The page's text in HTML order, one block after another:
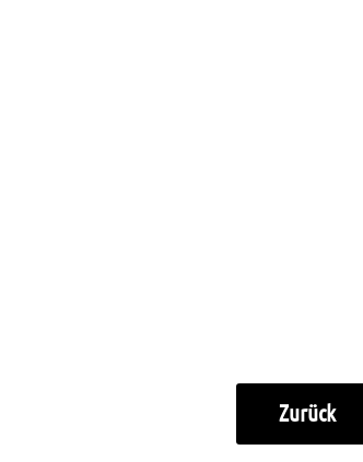
Zurück